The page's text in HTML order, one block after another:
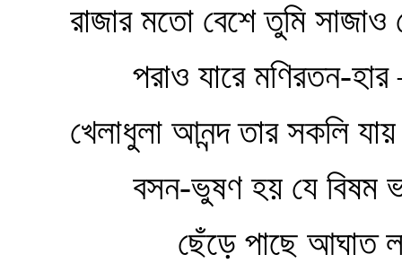
রাজার মতো বেশে তুমি সাজাও
পরাও যারে মণিরতন-
খেলাধুলা আনন্দ তার সকলি
বসন-ভুষণ হয় যে বিষম
ছেঁড়ে পাছে আঘাত